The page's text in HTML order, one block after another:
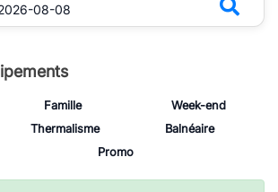
08-08
Famille
Week-end
Thermalisme
Balnéaire
Promo